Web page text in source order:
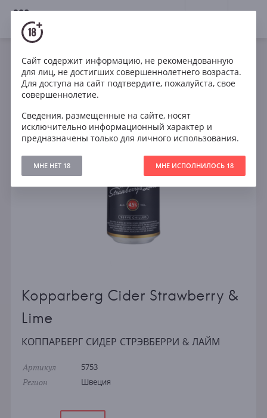
18+
Kopparberg Cider Strawberry &
Lime
КОППАРБЕРГ СИДЕР СТРЭВБЕРРИ & ЛАЙМ
Артикул 5753
Регион Швеция
Сайт содержит информацию, не рекомендованную
для лиц, не достигших совершеннолетнего возраста.
Для доступа на сайт подтвердите, пожалуйста, свое
совершеннолетие.
Сведения, размещенные на сайте, носят
исключительно информационный характер и
предназначены только для личного использования.
МНЕ НЕТ 18 МНЕ ИСПОЛНИЛОСЬ 18